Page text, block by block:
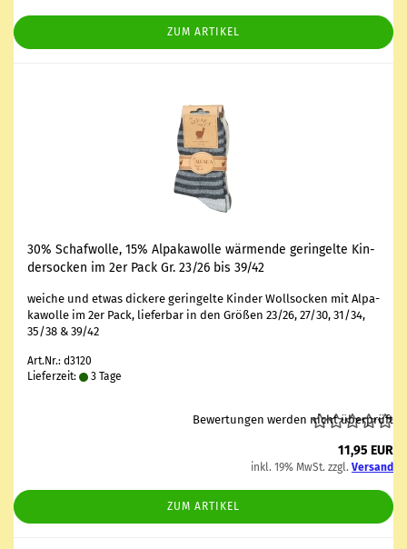
ZUM ARTIKEL
30% Schaf­wol­le, 15% Al­pa­ka­wol­le wär­men­de ge­rin­gel­te Kin­
der­so­cken im 2er Pack Gr. 23/26 bis 39/42
wei­che und etwas di­cke­re ge­rin­gel­te Kin­der Woll­so­cken mit Al­pa­
ka­wol­le im 2er Pack, lie­fer­bar in den Grö­ßen 23/26, 27/30, 31/34,
35/38 & 39/42
Art.Nr.: d3120
Lieferzeit:
3 Tage
Bewertungen werden nicht überprüft
11,95 EUR
inkl. 19% MwSt. zzgl. Versand
ZUM ARTIKEL